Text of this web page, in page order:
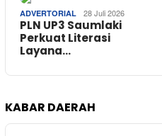
ADVERTORIAL 28 Juli 2026
PLN UP3 Saumlaki
Perkuat Literasi
Layana…
KABAR DAERAH